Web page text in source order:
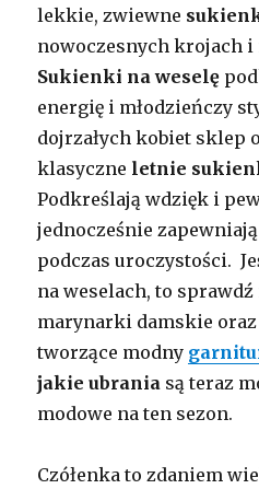
lekkie, zwiewne
nowoczesnych krojach i
Sukienki na weselę
energię i młodzieńczy
dojrzałych kobiet sklep
klasyczne letnie
Podkreślają wdzięk i
jednocześnie
podczas uroczystości.
na weselach, to sprawdź
marynarki damskie oraz
tworzące modny
jakie ubrania są teraz
modowe na ten sezon.
Czółenka to zdaniem